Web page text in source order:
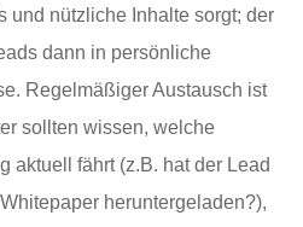
und nützliche Inhalte sorgt; der
dann in persönliche
Regelmäßiger Austausch ist
sollten wissen, welche
aktuell fährt (z.B. hat der Lead
heruntergeladen?),